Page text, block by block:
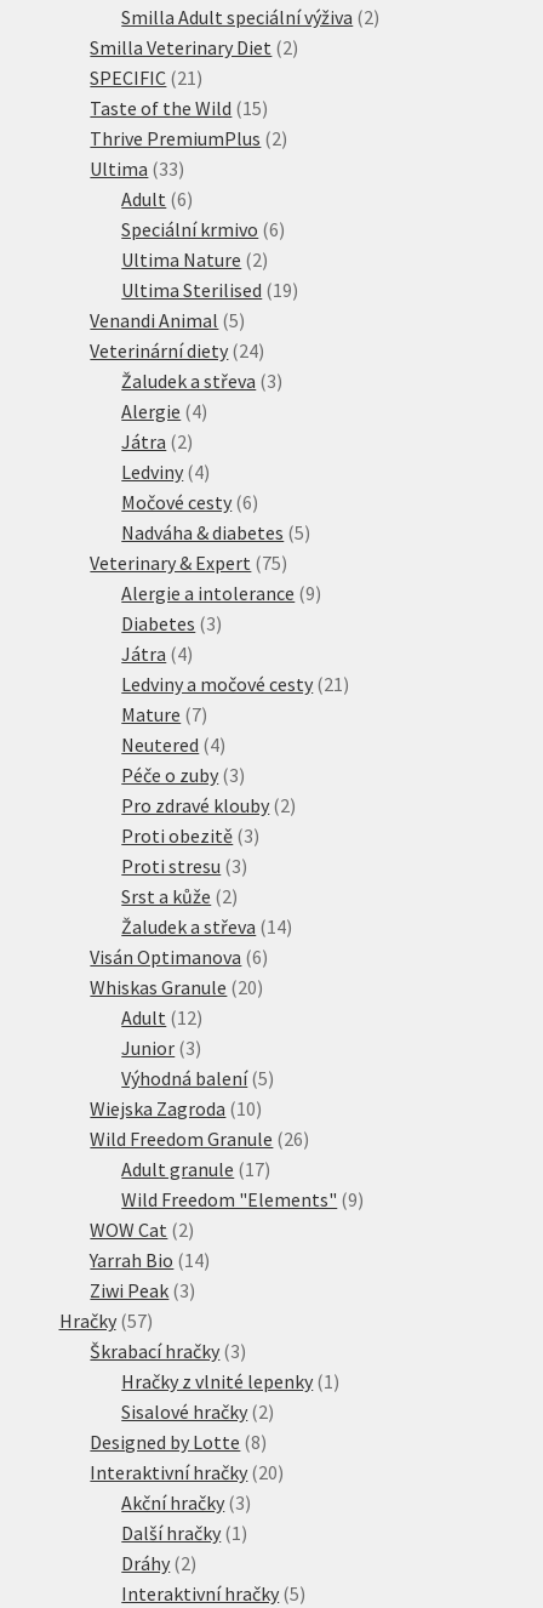
produkty
Smilla Adult speciální výživa 22
Smilla Veterinary Diet 22
SPECIFIC 21 21
produktů
Taste of the Wild 1515
produktů
Thrive PremiumPlus 22
Ultima 3333
produktů
Adult 66
produktů
Speciální krmivo 66
Ultima Nature 22
produkty
Ultima Sterilised 1919
Venandi Animal 55
produktů
Veterinární diety 2424
produktů
Žaludek a střeva 33
Alergie 44
Játra 22
produkty
Ledviny 44
produkty
Močové cesty 66
produktů
Nadváha & diabetes 55
Veterinary & Expert 7575
produktů
Alergie a intolerance 99
Diabetes 33
Játra 44
produkty
Ledviny a močové cesty 21 21
Mature 77
produktů
Neutered 44
produkty
Péče o zuby 33
produkty
Pro zdravé klouby 22
Proti obezitě 33
Proti stresu 33
Srst a kůže 22
produkty
Žaludek a střeva 1414
Visán Optimanova 66
produktů
Whiskas Granule 2020
Adult 1212
produktů
Junior 33
produkty
Výhodná balení 55
Wiejska Zagroda 1010
produktů
Wild Freedom Granule 2626
Adult granule 1717
produktů
Wild Freedom "Elements" 99
WOW Cat 22
produkty
Yarrah Bio 1414
Ziwi Peak 33
Hračky 5757
produktů
Škrabací hračky 33
produkty
Hračky z vlnité lepenky 1 1
Sisalové hračky 22
Designed by Lotte 88
produktů
Interaktivní hračky 2020
Akční hračky 33
produkty
Další hračky 1 1
Dráhy 22
produkty
Interaktivní hračky 55